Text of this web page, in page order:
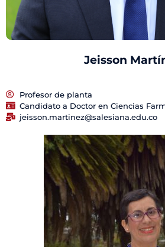
Jeisson
Profesor de planta
Candidato a Doctor en Ciencias
jeisson.martinez@salesiana.edu.co